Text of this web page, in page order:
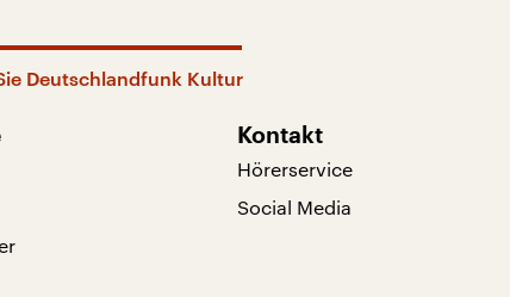
Deutschlandfunk Kultur
Kontakt
Hörerservice
Social Media